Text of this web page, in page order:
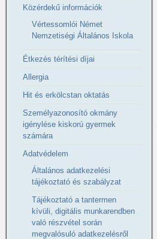
Közérdekű információk
Vértessomlói Német
Nemzetiségi Általános Iskola
Étkezés térítési díjai
Allergia
Hit és erkölcstan oktatás
Személyazonosító okmány
igénylése kiskorú gyermek
számára
Adatvédelem
Általános adatkezelési
tájékoztató és szabályzat
Tájékoztató a tantermen
kívüli, digitális munkarendben
való részvétel során
megvalósuló adatkezelésről